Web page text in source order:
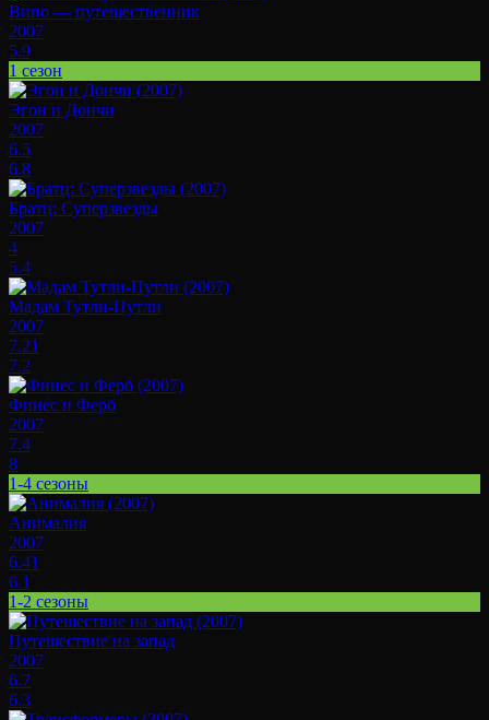
Випо — путешественник
2007
5.9
1 сезон
Эгон и Дончи
2007
6.5
6.8
Братц: Суперзвезды
2007
4
5.4
Мадам Тутли-Путли
2007
7.21
7.2
Финес и Ферб
2007
7.4
8
1-4 сезоны
Анималия
2007
6.41
6.1
1-2 сезоны
Путешествие на запад
2007
6.7
6.3